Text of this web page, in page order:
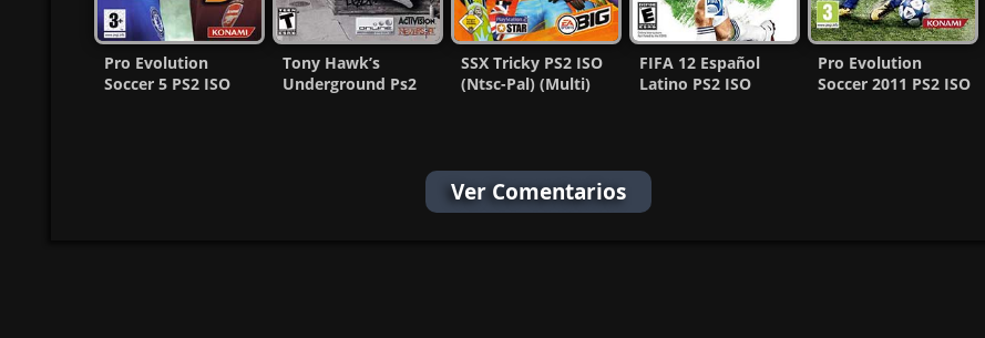
Pro Evolution
Soccer 5 PS2 ISO
Tony Hawk’s
Underground Ps2
SSX Tricky PS2 ISO
(Ntsc-Pal) (Multi)
FIFA 12 Español
Latino PS2 ISO
Pro Evolution
Soccer 2011 PS2 ISO
Ver Comentarios